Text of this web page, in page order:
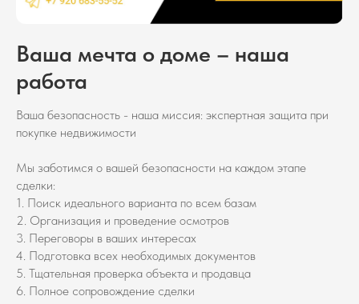
Ваша мечта о доме – наша
работа
Ваша безопасность - наша миссия: экспертная защита при
покупке недвижимости
Мы заботимся о вашей безопасности на каждом этапе
сделки:
1. Поиск идеального варианта по всем базам
2. Организация и проведение осмотров
3. Переговоры в ваших интересах
4. Подготовка всех необходимых документов
5. Тщательная проверка объекта и продавца
6. Полное сопровождение сделки